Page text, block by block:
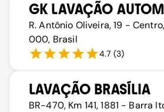
GK LAVAÇÃO
R. Antônio Oliveira, 19 -
000, Brasil
4.7 (3)
LAVAÇÃO BRASÍLIA
BR-470, Km 141, 1881 - Barra